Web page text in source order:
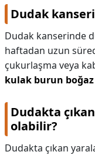
Dudak
Dudak kanserinde
haftadan uzun
çukurlaşma veya
kulak burun
Dudakta
olabilir?
Dudakta çıkan